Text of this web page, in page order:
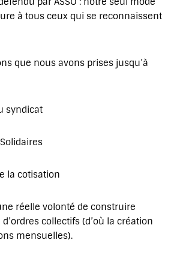
à tous ceux qui se reconnaissent
que nous avons prises jusqu’à
cotisation
réelle volonté de construire
collectifs (d’où la création
mensuelles).